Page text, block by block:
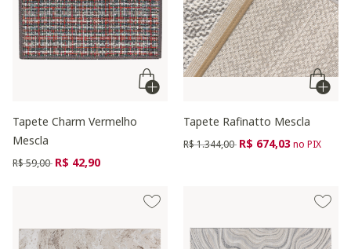
Tapete Charm Vermelho
Mescla
Preço reduzido de
R$ 59,00 para
R$ 42,90
Tapete Rafinatto Mescla
Preço reduzido de
R$ 1.344,00 para
R$ 674,03no PIX